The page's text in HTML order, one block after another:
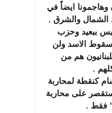
ايضاً في
الشمال والشرق .
ببعيد وحزب
الاسد ولن
هم من
.
كنقطة لمحاربة
ستقصر على محاربة
فقط .